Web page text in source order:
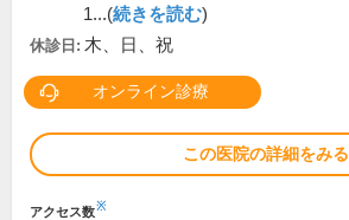
1...(続きを読む)
休診日: 木、日、祝
オンライン診療
この医院の詳細をみる
アクセス数※